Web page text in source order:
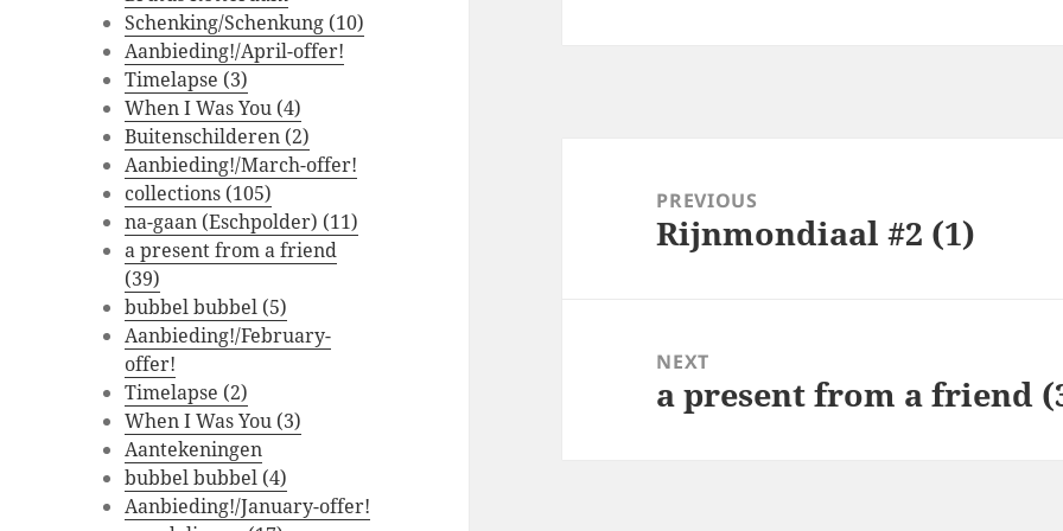
Schenking/Schenkung (10)
Aanbieding!/April-offer!
Timelapse (3)
When I Was You (4)
Buitenschilderen (2)
Aanbieding!/March-offer!
collections (105)
na-gaan (Eschpolder) (11)
a present from a friend
(39)
bubbel bubbel (5)
Aanbieding!/February-
offer!
Timelapse (2)
When I Was You (3)
Aantekeningen
bubbel bubbel (4)
Aanbieding!/January-offer!
navigationPREVIOUS
Previous
Rijnmondiaal #2 (1)
NEXT
Next
a present from a friend